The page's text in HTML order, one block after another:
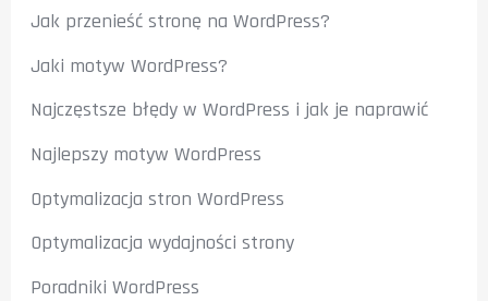
Jak przenieść stronę na WordPress?
Jaki motyw WordPress?
Najczęstsze błędy w WordPress i jak je naprawić
Najlepszy motyw WordPress
Optymalizacja stron WordPress
Optymalizacja wydajności strony
Poradniki WordPress